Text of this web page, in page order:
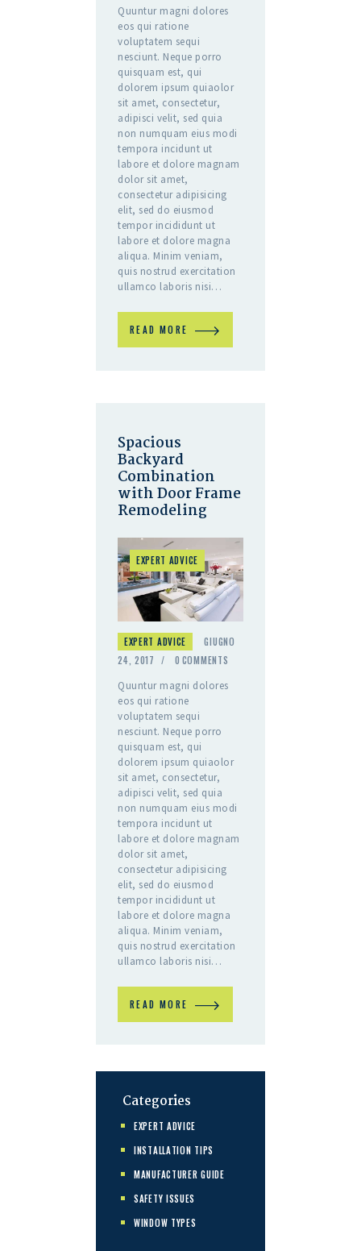
Quuntur magni dolores
eos qui ratione
voluptatem sequi
nesciunt. Neque porro
quisquam est, qui
dolorem ipsum quiaolor
sit amet, consectetur,
adipisci velit, sed quia
non numquam eius modi
tempora incidunt ut
labore et dolore magnam
dolor sit amet,
consectetur adipisicing
elit, sed do eiusmod
tempor incididunt ut
labore et dolore magna
aliqua. Minim veniam,
quis nostrud exercitation
ullamco laboris nisi…
READ MORE
Spacious
Backyard
Combination
with Door Frame
Remodeling
EXPERT ADVICE
EXPERT ADVICE
GIUGNO
24, 2017
0 COMMENTS
Quuntur magni dolores
eos qui ratione
voluptatem sequi
nesciunt. Neque porro
quisquam est, qui
dolorem ipsum quiaolor
sit amet, consectetur,
adipisci velit, sed quia
non numquam eius modi
tempora incidunt ut
labore et dolore magnam
dolor sit amet,
consectetur adipisicing
elit, sed do eiusmod
tempor incididunt ut
labore et dolore magna
aliqua. Minim veniam,
quis nostrud exercitation
ullamco laboris nisi…
READ MORE
Categories
EXPERT ADVICE
INSTALLATION TIPS
MANUFACTURER GUIDE
SAFETY ISSUES
WINDOW TYPES